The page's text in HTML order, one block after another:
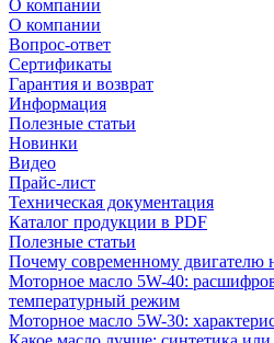
О компании
О компании
Вопрос-ответ
Сертификаты
Гарантия и возврат
Информация
Полезные статьи
Новинки
Видео
Прайс-лист
Техническая документация
Каталог продукции в PDF
Полезные статьи
Почему современному двигателю
Моторное масло 5W-40:
температурный режим
Моторное масло 5W-30: